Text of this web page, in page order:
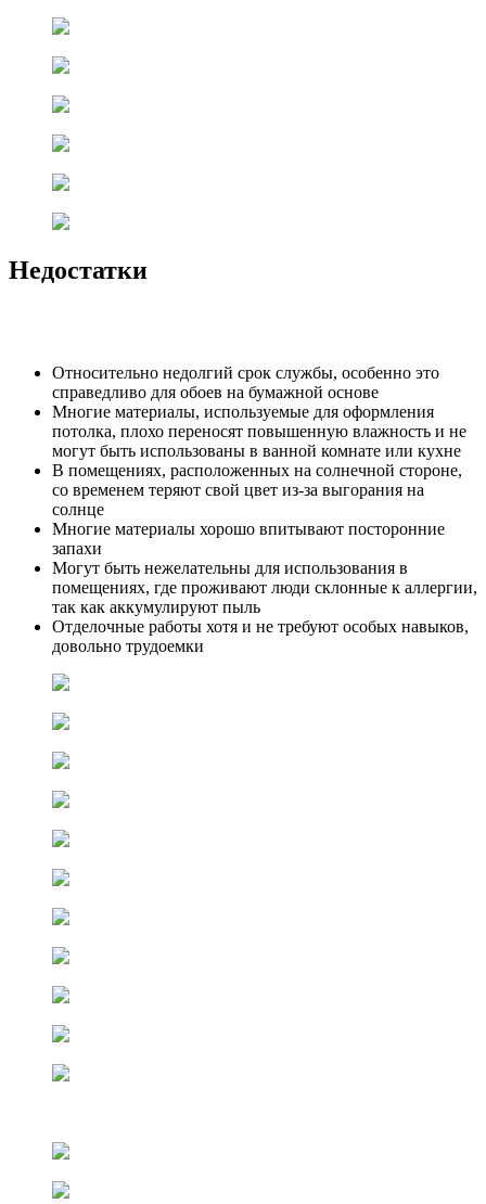
Недостатки
Относительно недолгий срок службы, особенно это
справедливо для обоев на бумажной основе
Многие материалы, используемые для оформления
потолка, плохо переносят повышенную влажность и не
могут быть использованы в ванной комнате или кухне
В помещениях, расположенных на солнечной стороне,
со временем теряют свой цвет из-за выгорания на
солнце
Многие материалы хорошо впитывают посторонние
запахи
Могут быть нежелательны для использования в
помещениях, где проживают люди склонные к аллергии,
так как аккумулируют пыль
Отделочные работы хотя и не требуют особых навыков,
довольно трудоемки